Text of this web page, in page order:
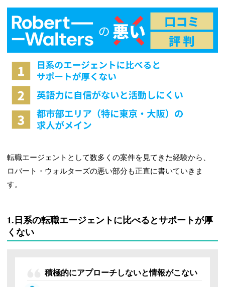
転職エージェントとして数多くの案件を見てきた経験から、
ロバート・ウォルターズの悪い部分も正直に書いていきま
す。
1.日系の転職エージェントに比べるとサポートが厚
くない
積極的にアプローチしないと情報がこない